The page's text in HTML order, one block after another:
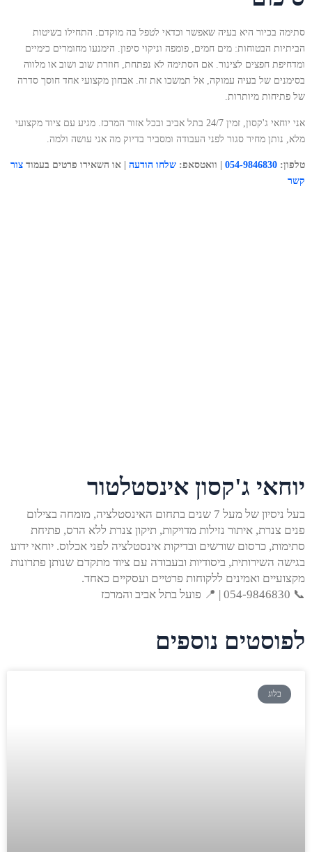
סתימה בכיור היא בעיה שאפשר וכדאי לטפל בה מוקדם. התחילו בשיטות
הביתיות הבטוחות: מים חמים, פומפה וניקוי סיפון. הימנעו מחומרים כימיים
ומדחיפת חפצים לצינור. אם הסתימה לא נפתחת, חוזרת שוב ושוב או מלווה
בסימנים של בעיה עמוקה, אל תמשכו את זה. אבחון מקצועי אחד חוסך סדרה
של פתיחות מיותרות.
אני יוחאי ג'קסון, זמין 24/7 בתל אביב ובכל אזור המרכז. מגיע עם ציוד מקצועי
מלא, נותן מחיר סגור לפני העבודה ומסביר בדיוק מה אני עושה ולמה.
טלפון: 054-9846830 | וואטסאפ: שלחו הודעה | או השאירו פרטים בעמוד צור
קשר
יוחאי ג'קסון אינסטלטור
בעל ניסיון של מעל 7 שנים בתחום האינסטלציה, מומחה בצילום
פנים צנרת, איתור נזילות מדויקות, תיקון צנרת ללא הרס, פתיחת
סתימות, כרסום שורשים ובדיקות אינסטלציה לפני אכלוס. יוחאי ידוע
בגישה השירותית, ביסודיות ובעבודה עם ציוד מתקדם שנותן פתרונות
מקצועיים ואמינים ללקוחות פרטיים ועסקיים כאחד.
📞 054-9846830 | 📍 פועל בתל אביב והמרכז
לפוסטים נוספים
בלוג